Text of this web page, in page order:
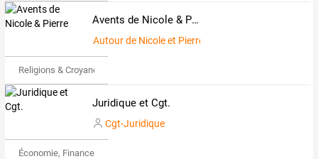
Avents de Nicole & Pierre
Autour de Nicole et Pierre
Religions & Croyances
Juridique et Cgt.
Cgt-Juridique
Économie, Finance & Droit